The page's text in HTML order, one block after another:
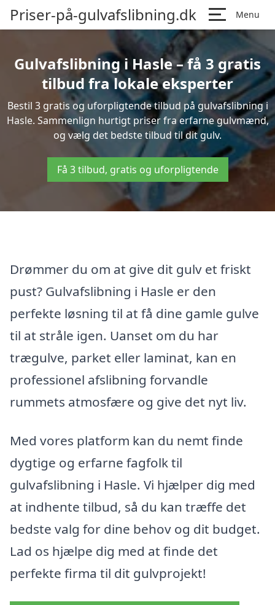
Priser-på-gulvafslibning.dk Menu
Gulvafslibning i Hasle – få 3 gratis
tilbud fra lokale eksperter
Bestil 3 gratis og uforpligtende tilbud på gulvafslibning i
Hasle. Sammenlign hurtigt priser fra erfarne gulvmænd,
og vælg det bedste tilbud til dit gulv.
Få 3 tilbud, gratis og uforpligtende
Drømmer du om at give dit gulv et friskt
pust? Gulvafslibning i Hasle er den
perfekte løsning til at få dine gamle gulve
til at stråle igen. Uanset om du har
trægulve, parket eller laminat, kan en
professionel afslibning forvandle
rummets atmosfære og give det nyt liv.
Med vores platform kan du nemt finde
dygtige og erfarne fagfolk til
gulvafslibning i Hasle. Vi hjælper dig med
at indhente tilbud, så du kan træffe det
bedste valg for dine behov og dit budget.
Lad os hjælpe dig med at finde det
perfekte firma til dit gulvprojekt!